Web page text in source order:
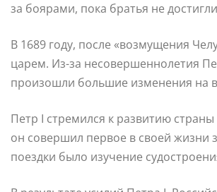
за боярами, пока братья не
В 1689 году, после «возмущения
царем. Из-за несовершеннолетия
произошли большие изменения на
Петр I стремился к развитию
он совершил первое в своей жизни
поездки было изучение